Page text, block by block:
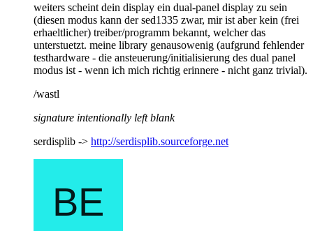
weiters scheint dein display ein dual-panel display zu sein
(diesen modus kann der sed1335 zwar, mir ist aber kein (frei
erhaeltlicher) treiber/programm bekannt, welcher das
unterstuetzt. meine library genausowenig (aufgrund fehlender
testhardware - die ansteuerung/initialisierung des dual panel
modus ist - wenn ich mich richtig erinnere - nicht ganz trivial).
/wastl
signature intentionally left blank
serdisplib -> http://serdisplib.sourceforge.net